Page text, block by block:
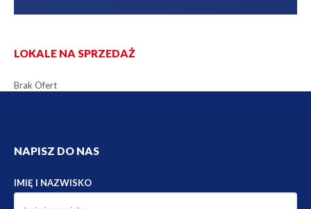
LOKALE NA SPRZEDAŻ
Brak Ofert
NAPISZ DO NAS
IMIĘ I NAZWISKO